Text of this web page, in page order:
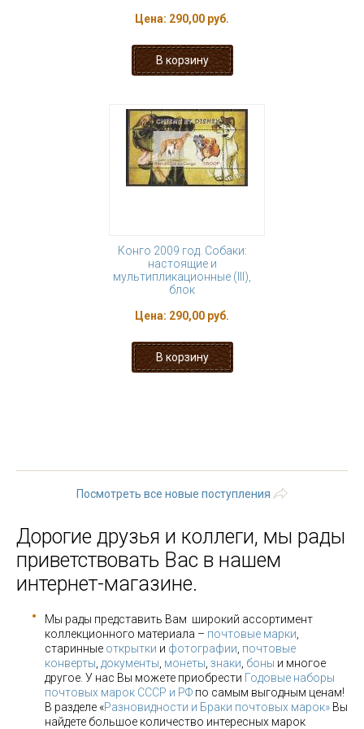
Цена: 290,00 руб.
Конго 2009 год. Собаки:
настоящие и
мультипликационные (III),
блок
Цена: 290,00 руб.
Посмотреть все новые поступления
Дорогие друзья и коллеги, мы рады
приветствовать Вас в нашем
интернет-магазине.
Мы рады представить Вам широкий ассортимент
коллекционного материала – почтовые марки
старинные открытки и фотографии почтовые
конверты документы монеты знаки боны и многое
другое. У нас Вы можете приобрести Годовые наборы
почтовых марок СССР и РФ по самым выгодным ценам!
В разделе «Разновидности и Браки почтовых марок» Вы
найдете большое количество интересных марок